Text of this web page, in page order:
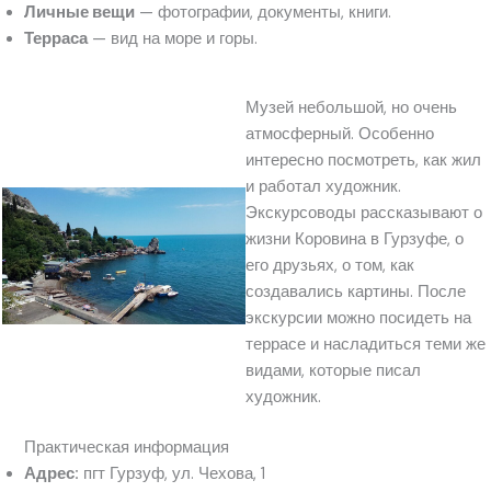
Личные вещи — фотографии, документы, книги.
Терраса— вид на море и горы.
Музей небольшой, но очень
атмосферный. Особенно
интересно посмотреть, как жил
и работал художник.
Экскурсоводы рассказывают о
жизни Коровина в Гурзуфе, о
его друзьях, о том, как
создавались картины. После
экскурсии можно посидеть на
террасе и насладиться теми же
видами, которые писал
художник.
Практическая информация
Адрес: пгт Гурзуф, ул. Чехова, 1